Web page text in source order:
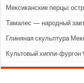
Мексиканские перцы:
Тамалес — народный
Глиняная скульптура
Культовый хиппи-фургон